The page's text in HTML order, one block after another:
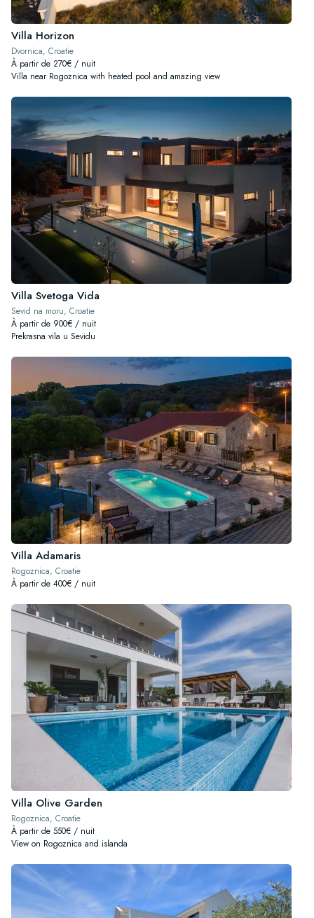
Villa Horizon
Dvornica, Croatie
À partir de 270€ / nuit
Villa near Rogoznica with heated pool and amazing view
Villa Svetoga Vida
Sevid na moru, Croatie
À partir de 900€ / nuit
Prekrasna vila u Sevidu
Villa Adamaris
Rogoznica, Croatie
À partir de 400€ / nuit
Villa Olive Garden
Rogoznica, Croatie
À partir de 550€ / nuit
View on Rogoznica and islanda